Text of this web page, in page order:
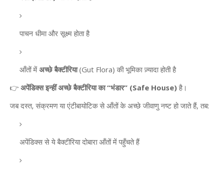
पाचन धीमा और सूक्ष्म होता है
आँतों में अच्छे बैक्टीरिया(Gut Flora) की भूमिका ज़्यादा होती है
👉 अपेंडिक्स इन्हीं अच्छे बैक्टीरिया का “भंडार” (Safe House) है।
जब दस्त, संक्रमण या एंटीबायोटिक से आँतों के अच्छे जीवाणु नष्ट हो जाते हैं, तब:
अपेंडिक्स से ये बैक्टीरिया दोबारा आँतों में पहुँचते हैं